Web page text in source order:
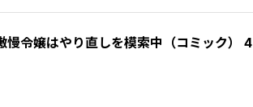
慢令嬢はやり直しを模索中（コミック） 4